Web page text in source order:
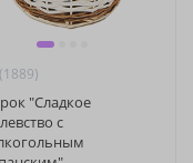
(1889)
"Сладкое
с